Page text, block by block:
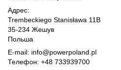
Адрес:
Trembeckiego Stanisława 11B
35-234 Жешув
Польша
E-mail: info@powerpoland.pl
Телефон: +48 733939700